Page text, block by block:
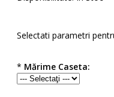
Selectati parametri
* Mărime Caseta: